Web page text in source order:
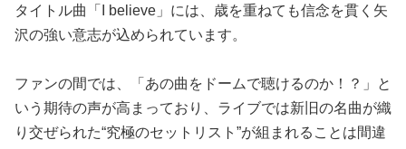
タイトル曲「I believe」には、歳を重ねても信念を貫く矢
沢の強い意志が込められています。
ファンの間では、「あの曲をドームで聴けるのか！？」と
いう期待の声が高まっており、ライブでは新旧の名曲が織
り交ぜられた“究極のセットリスト”が組まれることは間違